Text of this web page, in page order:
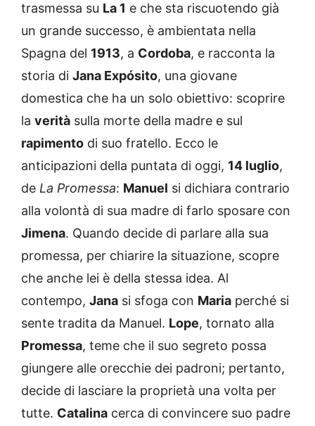
trasmessa su La 1 e che sta riscuotendo già
un grande successo, è ambientata nella
Spagna del 1913, a Cordoba, e racconta la
storia di Jana Expósito, una giovane
domestica che ha un solo obiettivo: scoprire
la verità sulla morte della madre e sul
rapimento di suo fratello. Ecco le
anticipazioni della puntata di oggi, 14 luglio,
de La Promessa: Manuel si dichiara contrario
alla volontà di sua madre di farlo sposare con
Jimena. Quando decide di parlare alla sua
promessa, per chiarire la situazione, scopre
che anche lei è della stessa idea. Al
contempo, Jana si sfoga con Maria perché si
sente tradita da Manuel. Lope, tornato alla
Promessa, teme che il suo segreto possa
giungere alle orecchie dei padroni; pertanto,
decide di lasciare la proprietà una volta per
tutte. Catalina cerca di convincere suo padre